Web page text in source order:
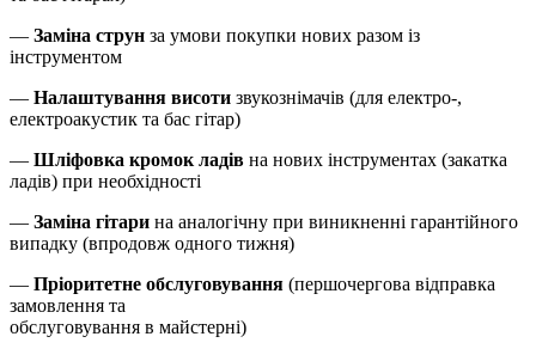
— Заміна струн за умови покупки нових разом із
інструментом
— Налаштування висоти звукознімачів (для електро-,
електроакустик та бас гітар)
— Шліфовка кромок ладів на нових інструментах (закатка
ладів) при необхідності
— Заміна гітари на аналогічну при виникненні гарантійного
випадку (впродовж одного тижня)
— Пріоритетне обслуговування (першочергова відправка
замовлення та
обслуговування в майстерні)